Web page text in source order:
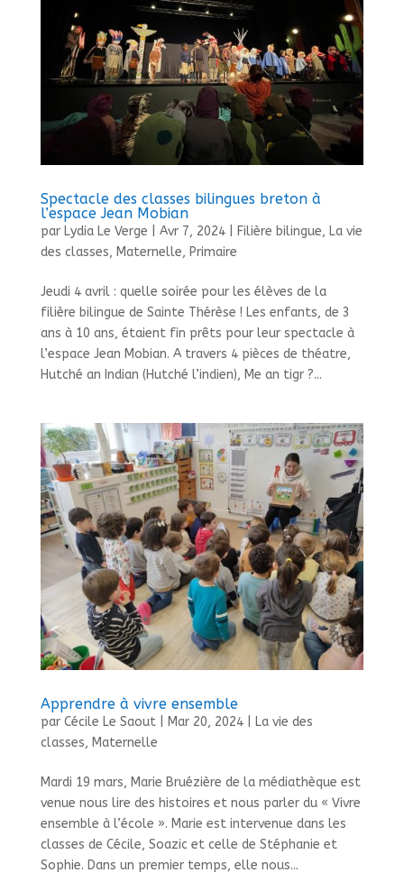
Spectacle des classes bilingues breton à
l’espace Jean Mobian
par Lydia Le Verge Avr 7, 2024| Filière bilingue, La vie
des classes, Maternelle, Primaire
Jeudi 4 avril : quelle soirée pour les élèves de la
filière bilingue de Sainte Thérèse ! Les enfants, de 3
ans à 10 ans, étaient fin prêts pour leur spectacle à
l’espace Jean Mobian. A travers 4 pièces de théatre,
Hutché an Indian (Hutché l’indien), Me an tigr ?...
Apprendre à vivre ensemble
par Cécile Le Saout| Mar 20, 2024|
La vie des
classes, Maternelle
Mardi 19 mars, Marie Bruézière de la médiathèque est
venue nous lire des histoires et nous parler du « Vivre
ensemble à l’école ». Marie est intervenue dans les
classes de Cécile, Soazic et celle de Stéphanie et
Sophie. Dans un premier temps, elle nous...